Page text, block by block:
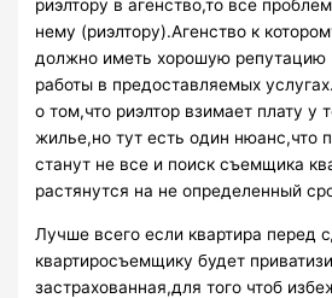
риэлтору в агенство,то все
нему (риэлтору).Агенство к
должно иметь хорошую репутацию
работы в предоставляемых
о том,что риэлтор взимает плату у
жилье,но тут есть один нюанс,что
станут не все и поиск съемщика
растянутся на не определенный
Лучше всего если квартира перед
квартиросъемщику будет
застрахованная,для того чтоб